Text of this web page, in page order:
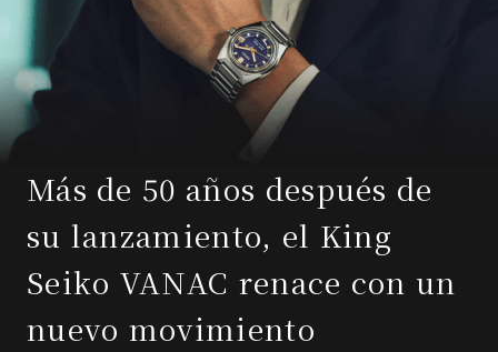
Más de 50 años después de
su lanzamiento, el King
Seiko VANAC renace con un
nuevo movimiento